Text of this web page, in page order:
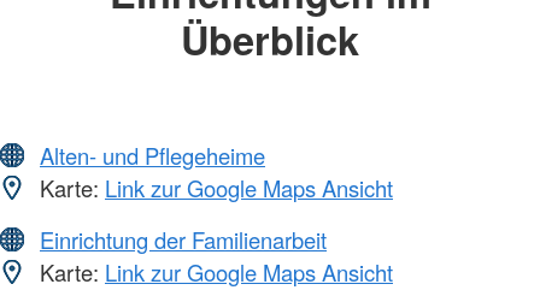
Überblick
Alten- und Pflegeheime
Karte: Link zur Google Maps Ansicht
Einrichtung der Familienarbeit
Karte: Link zur Google Maps Ansicht